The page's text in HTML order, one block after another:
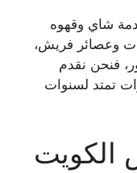
شاي وقهوه
وعصائر فريش،
فنحن نقدم
تمتد لسنوات
الكويت